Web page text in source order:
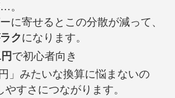
。
に寄せるとこの分散が減って、
クになります。
で初心者向き
」みたいな換算に悩まないの
やすさにつながります。